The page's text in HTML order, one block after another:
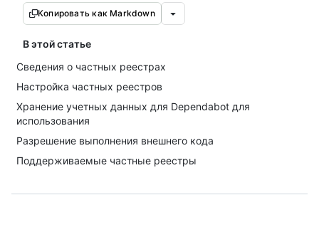
Копировать как Markdown
В этой статье
Сведения о частных реестрах
Настройка частных реестров
Хранение учетных данных для Dependabot для
использования
Разрешение выполнения внешнего кода
Поддерживаемые частные реестры